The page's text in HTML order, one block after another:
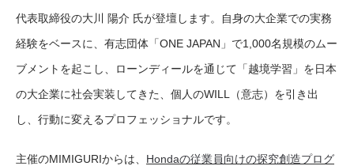
代表取締役の大川 陽介 氏が登壇します。自身の大企業での実務
経験をベースに、有志団体「ONE JAPAN」で1,000名規模のムー
ブメントを起こし、ローンディールを通じて「越境学習」を日本
の大企業に社会実装してきた、個人のWILL（意志）を引き出
し、行動に変えるプロフェッショナルです。
主催のMIMIGURIからは、 Hondaの従業員向けの探究創造プログ